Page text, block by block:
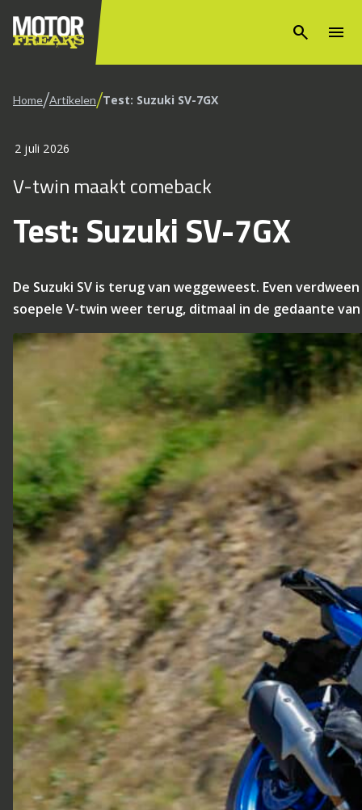
search menu
Home/Artikelen/Test: Suzuki SV-7GX
2 juli 2026
V-twin maakt comeback
Test: Suzuki SV-7GX
De Suzuki SV is terug van weggeweest. Even
soepele V-twin weer terug, ditmaal in de gedaante